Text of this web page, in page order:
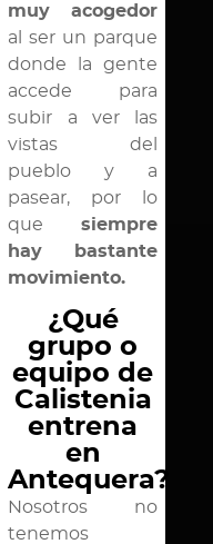
muy acogedor
al ser un parque
donde la gente
accede para
subir a ver las
vistas del
pueblo y a
pasear, por lo
que siempre
hay bastante
movimiento.
¿Qué
grupo o
equipo de
Calistenia
entrena
en
Antequera?
Nosotros no
tenemos